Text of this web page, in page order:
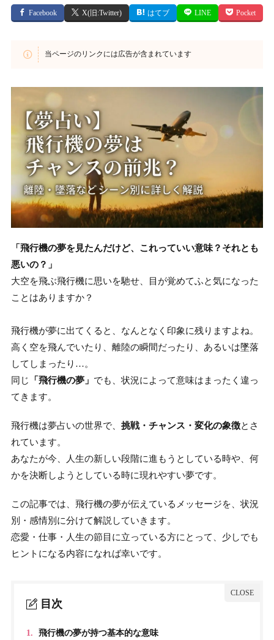
Facebook X(旧:Twitter) はてブ LINE Pocket
当ページのリンクには広告が含まれています
「飛行機の夢を見たんだけど、これっていい意味？それとも
悪いの？」
大空を飛ぶ飛行機に思いを馳せ、目が覚めてふと気になった
ことはありますか？
飛行機が夢に出てくると、なんとなく印象に残りますよね。
高く空を飛んでいたり、離陸の瞬間だったり、あるいは墜落
してしまったり…。
同じ
「飛行機の夢」 でも、状況によって意味はまったく違っ
てきます。
飛行機は夢占いの世界で、 挑戦・チャンス・変化の象徴とさ
れています。
あなたが今、人生の新しい段階に進もうとしている時や、何
かを決断しようとしている時に現れやすい夢です。
この記事では、飛行機の夢が伝えているメッセージを、状況
別・感情別に分けて解説していきます。
恋愛・仕事・人生の節目に立っている方にとって、少しでも
ヒントになる内容になれば幸いです。
目次
1. 飛行機の夢が持つ基本的な意味